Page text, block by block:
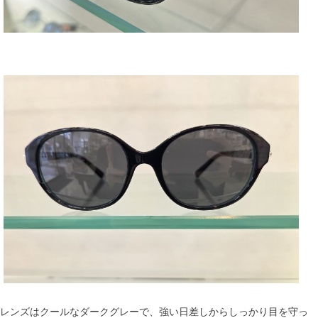
レンズはクールなダークグレーで、強い日差しからしっかり目を守っ